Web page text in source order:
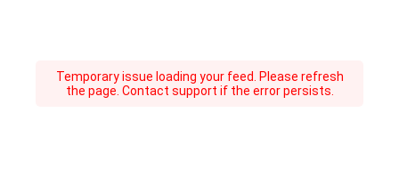
Temporary issue loading your feed. Please refresh
the page. Contact support if the error persists.